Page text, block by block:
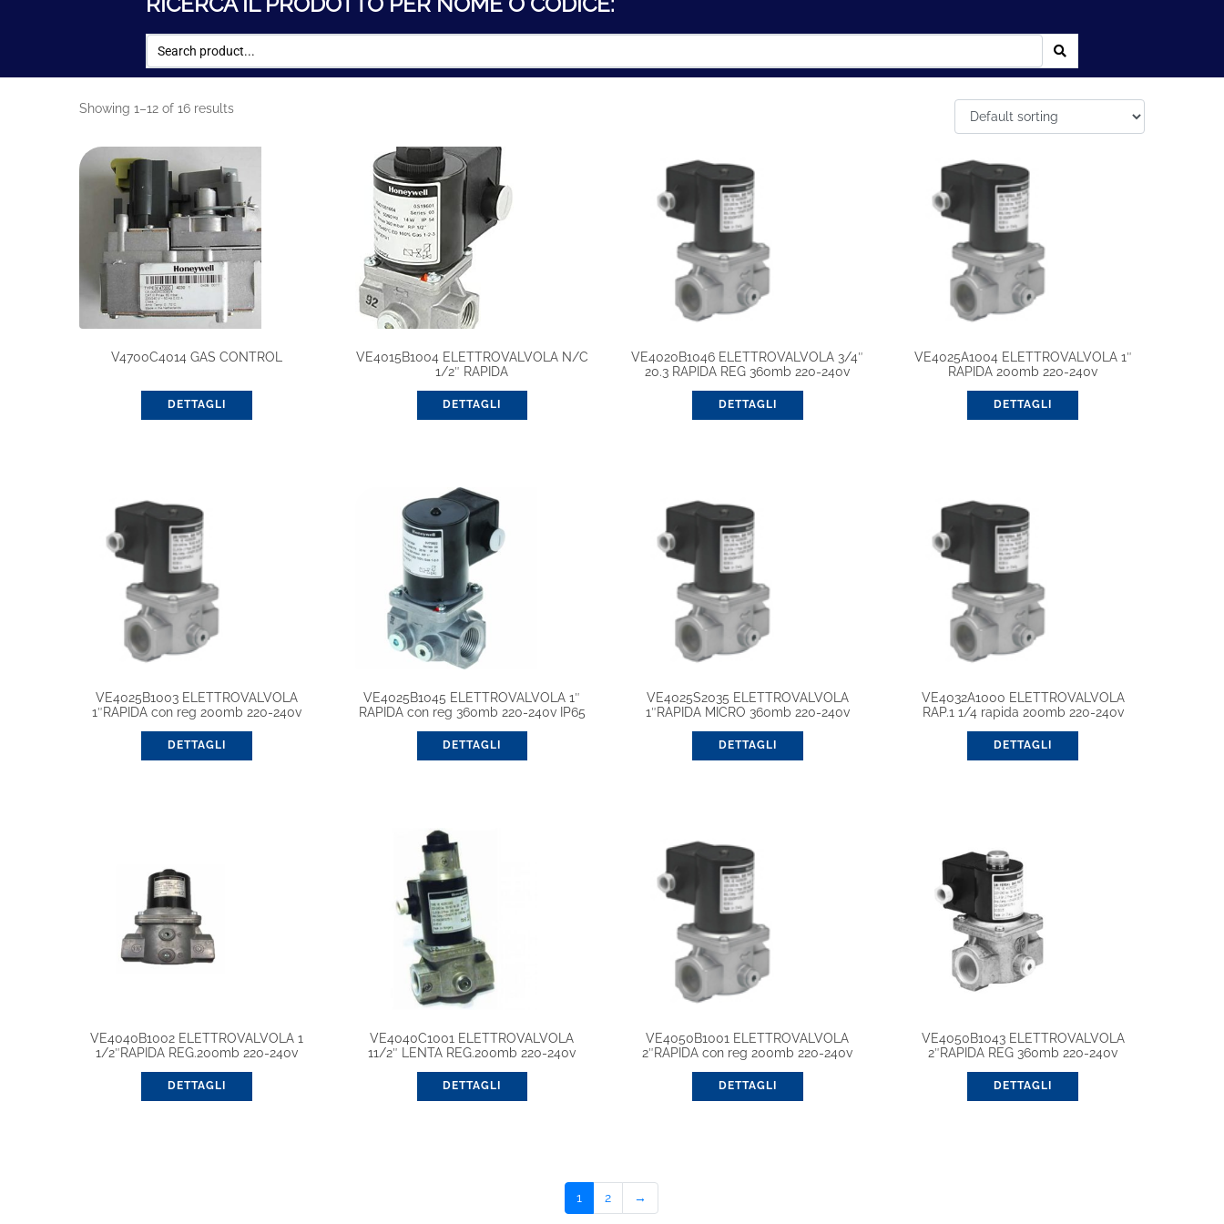
Showing 1–12 of 16 results
V4700C4014 GAS CONTROL
DETTAGLI
VE4015B1004 ELETTROVALVOLA N/C
1/2″ RAPIDA
DETTAGLI
VE4020B1046 ELETTROVALVOLA 3/4″
20.3 RAPIDA REG 360mb 220-240v
DETTAGLI
VE4025A1004 ELETTROVALVOLA 1″
RAPIDA 200mb 220-240v
DETTAGLI
VE4025B1003 ELETTROVALVOLA
1″RAPIDA con reg 200mb 220-240v
DETTAGLI
VE4025B1045 ELETTROVALVOLA 1″
RAPIDA con reg 360mb 220-240v IP65
DETTAGLI
VE4025S2035 ELETTROVALVOLA
1″RAPIDA MICRO 360mb 220-240v
DETTAGLI
VE4032A1000 ELETTROVALVOLA
RAP.1 1/4 rapida 200mb 220-240v
DETTAGLI
VE4040B1002 ELETTROVALVOLA 1
1/2″RAPIDA REG.200mb 220-240v
DETTAGLI
VE4040C1001 ELETTROVALVOLA
11/2″ LENTA REG.200mb 220-240v
DETTAGLI
VE4050B1001 ELETTROVALVOLA
2″RAPIDA con reg 200mb 220-240v
DETTAGLI
VE4050B1043 ELETTROVALVOLA
2″RAPIDA REG 360mb 220-240v
DETTAGLI
1 2 →